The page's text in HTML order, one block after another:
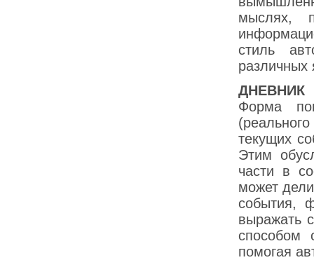
мыслях,
стиль
ДНЕВНИК
Форма
текущих
Этим
части в
может
события,
выражать
способом
помогая